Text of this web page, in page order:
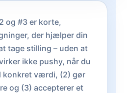
og #3 er korte,
der hjælper din
tage stilling – uden at
ikke pushy, når du
konkret værdi, (2) gør
og (3) accepterer et